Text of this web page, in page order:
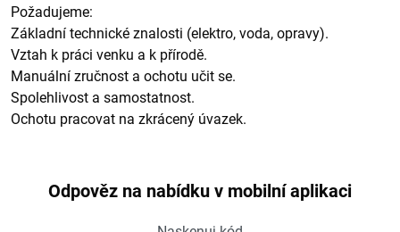
Požadujeme:
Základní technické znalosti (elektro, voda, opravy).
Vztah k práci venku a k přírodě.
Manuální zručnost a ochotu učit se.
Spolehlivost a samostatnost.
Ochotu pracovat na zkrácený úvazek.
Odpověz na nabídku v mobilní aplikaci